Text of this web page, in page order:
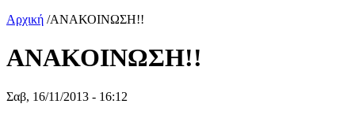
Αρχική /ΑΝΑΚΟΙΝΩΣΗ!!
ΑΝΑΚΟΙΝΩΣΗ!!
Σαβ, 16/11/2013 - 16:12